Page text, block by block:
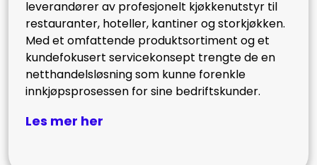
leverandører av profesjonelt kjøkkenutstyr til
restauranter, hoteller, kantiner og storkjøkken.
Med et omfattende produktsortiment og et
kundefokusert servicekonsept trengte de en
netthandelsløsning som kunne forenkle
innkjøpsprosessen for sine bedriftskunder.
Les mer her